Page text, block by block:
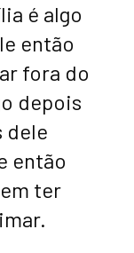
é algo
então
fora do
depois
dele
então
ter